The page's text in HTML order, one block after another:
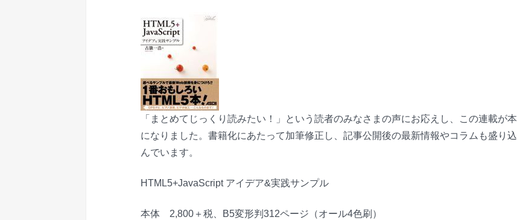
「まとめてじっくり読みたい！」という読者のみなさまの声にお応えし、この連載が本
になりました。書籍化にあたって加筆修正し、記事公開後の最新情報やコラムも盛り込
んでいます。
HTML5+JavaScript アイデア&実践サンプル
本体 2,800＋税、B5変形判312ページ（オール4色刷）